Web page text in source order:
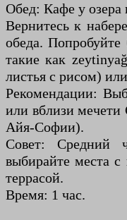
Обед: Кафе у озера
Вернитесь к
обеда.
такие как
листья с рисом)
Рекомендации:
или вблизи
Айя-Софии).
Совет:
выбирайте места
террасой.
Время: 1 час.